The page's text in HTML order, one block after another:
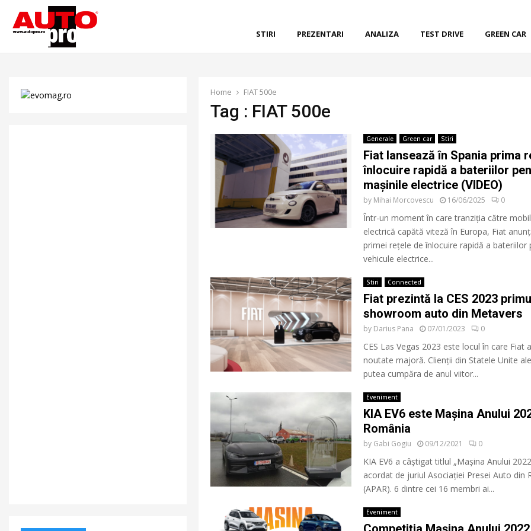
STIRI PREZENTARI ANALIZA TEST DRIVE GREEN CAR
Home FIAT 500e
Tag : FIAT 500e
Generale Green car Stiri
Fiat lansează în Spania prima
înlocuire rapidă a bateriilor
mașinile electrice (VIDEO)
by Mihai Morcovescu 16/06/2025 0
Într-un moment în care tranziția către
electrică capătă viteză în Europa, Fiat
primei rețele de înlocuire rapidă a bateriilor
vehicule electrice...
Stiri Connected
Fiat prezintă la CES 2023
showroom auto din Metavers
by Darius Pana 07/01/2023 0
CES Las Vegas 2023 este locul în care Fiat
noutate majoră. Clienții din Statele Unite
putea cumpăra de anul viitor...
Eveniment
KIA EV6 este Mașina Anului
România
by Gabi Gogiu 09/12/2021 0
KIA EV6 a câștigat titlul „Mașina Anului
acordat de juriul Asociației Presei Auto din
(APAR). 6 dintre cei 16 membri ai...
Eveniment